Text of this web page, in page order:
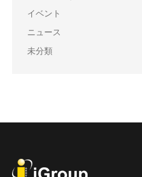
イベント
ニュース
未分類